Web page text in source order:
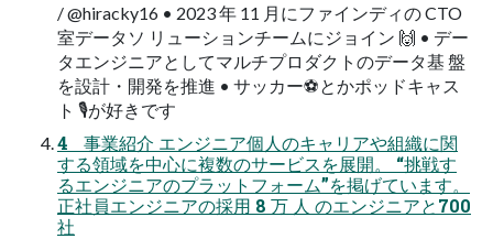
/ @hiracky16 • 2023 年 11 月にファインディの CTO
室データソ リューションチームにジョイン 🙌 • デー
タエンジニアとしてマルチプロダクトのデータ基 盤
を設計・開発を推進 • サッカー⚽とかポッドキャス
ト 🎙が好きです
4 事業紹介 エンジニア個人のキャリアや組織に関
する領域を中心に複数のサービスを展開。 “挑戦す
るエンジニアのプラットフォーム”を掲げています。
正社員エンジニアの採用 8 万 人 のエンジニアと700
社